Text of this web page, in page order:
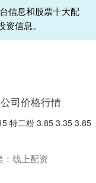
信息和股票十大配
信息。
司价格行情
特二粉 3.85 3.35 3.85
线上配资